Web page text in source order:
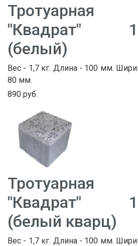
"Квадрат"
(белый)
Вес - 1,7 кг. Длина - 100 мм.
80 мм.
890 руб.
"Квадрат"
(белый кварц)
Вес - 1,7 кг. Длина - 100 мм.